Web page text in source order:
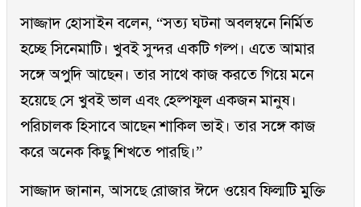
সাজ্জাদ হোসাইন বলেন, “সত্য ঘটনা অবলম্বনে নির্মিত
হচ্ছে সিনেমাটি। খুবই সুন্দর একটি গল্প। এতে আমার
সঙ্গে অপুদি আছেন। তার সাথে কাজ করতে গিয়ে মনে
হয়েছে সে খুবই ভাল এবং হেল্পফুল একজন মানুষ।
পরিচালক হিসাবে আছেন শাকিল ভাই। তার সঙ্গে কাজ
করে অনেক কিছু শিখতে পারছি।”
সাজ্জাদ জানান, আসছে রোজার ঈদে ওয়েব ফিল্মটি মুক্তি